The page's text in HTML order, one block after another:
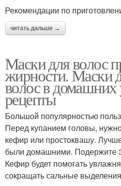
Рекомендации по
читать дальше →
Маски для волос
жирности. Маски
волос в домашних
рецепты
Большой популярностью
Перед купанием головы,
кефир или простоквашу.
были домашними. Подержите
Кефир будет помогать
сокращать сальные